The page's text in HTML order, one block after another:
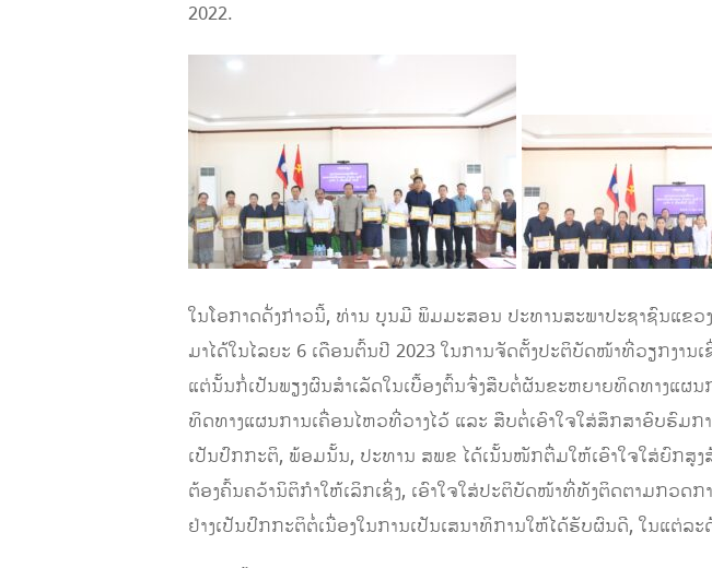
2022.
ໃນໂອກາດດັ່ງກ່າວນີ້, ທ່ານ ບຸນມີ ພິມມະສອນ ປະທານສະພາປະຊາຊົນແຂ
ມາໄດ້ໃນໄລຍະ 6 ເດືອນຕົ້ນປີ 2023 ໃນການຈັດຕັ້ງປະຕິບັດໜ້າທີ່ວຽກງານ
ແຕ່ນັ້ນກໍ່ເປັນພຽງຜົນສໍາເລັດໃນເບື້ອງຕົ້ນຈົ່ງສືບຕໍ່ຜັນຂະຫຍາຍທິດທາງແຜ
ທິດທາງແຜນການເຄື່ອນໄຫວທີ່ວາງໄວ້ ແລະ ສືບຕໍ່ເອົາໃຈໃສ່ສຶກສາອົບຮົ
ເປັນປົກກະຕິ, ພ້ອມນັ້ນ, ປະທານ ສ​ພ​ຂ ໄດ້ເນັ້ນໜັກຕື່ມໃຫ້ເອົາໃຈໃສ່ຍົກສູ
ຕ້ອງຄົ້ນຄວ້ານິຕິກຳໃຫ້ເລິກເຊິ່ງ, ເອົາໃຈໃສ່ປະຕິບັດໜ້າທີ່ທັງຕິດຕາມກວດ
ຢ່າງເປັນປົກກະຕິຕໍ່ເນື່ອງໃນການເປັນເສນາທິການໃຫ້ໄດ້ຮັບຜົນດີ, ໃນແຕ່ລ